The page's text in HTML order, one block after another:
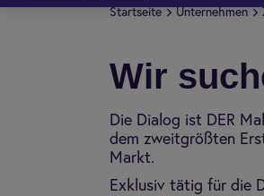
Start­seite Unter­neh­men
Wir
Die Dialog ist DER
dem zweitgrößten
Markt.
Exklusiv tätig für die